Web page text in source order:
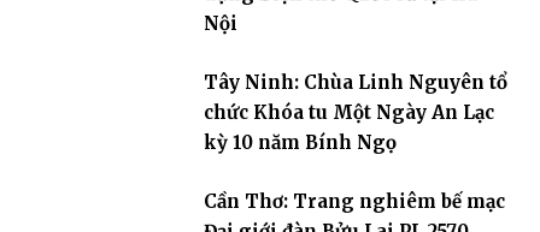
Nội
Tây Ninh: Chùa Linh Nguyên tổ
chức Khóa tu Một Ngày An Lạc
kỳ 10 năm Bính Ngọ
Cần Thơ: Trang nghiêm bế mạc